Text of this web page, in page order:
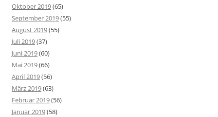
Oktober 2019(65)
September 2019(55)
August 2019(55)
Juli 2019(37)
Juni 2019(60)
Mai 2019(66)
April 2019(56)
März 2019(63)
Februar 2019(56)
Januar 2019(58)